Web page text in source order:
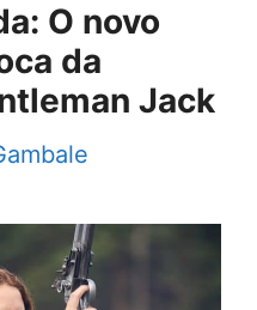
O novo
da
Jack